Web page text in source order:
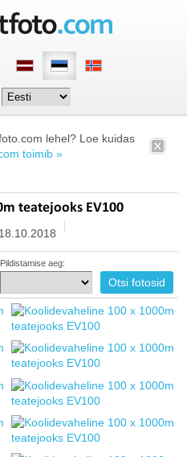
lehel? Loe kuidas
toimib »
teatejooks EV100
Pildistamise aeg: